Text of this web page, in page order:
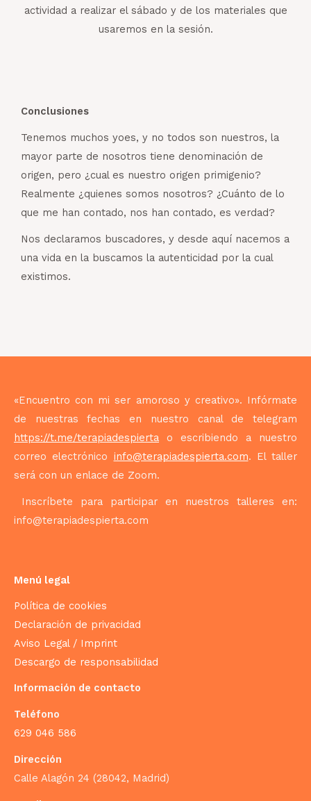
actividad a realizar el sábado y de los materiales que
usaremos en la sesión.
Conclusiones
Tenemos muchos yoes, y no todos son nuestros, la
mayor parte de nosotros tiene denominación de
origen, pero ¿cual es nuestro origen primigenio?
Realmente ¿quienes somos nosotros? ¿Cuánto de lo
que me han contado, nos han contado, es verdad?
Nos declaramos buscadores, y desde aquí nacemos a
una vida en la buscamos la autenticidad por la cual
existimos.
«Encuentro con mi ser amoroso y creativo». Infórmate
de nuestras fechas en nuestro canal de telegram
https://t.me/terapiadespierta o escribiendo a nuestro
correo electrónico info@terapiadespierta.com. El taller
será con un enlace de Zoom.
Inscríbete para participar en nuestros talleres en:
info@terapiadespierta.com
Menú legal
Política de cookies
Declaración de privacidad
Aviso Legal / Imprint
Descargo de responsabilidad
Información de contacto
Teléfono
629 046 586
Dirección
Calle Alagón 24 (28042, Madrid)